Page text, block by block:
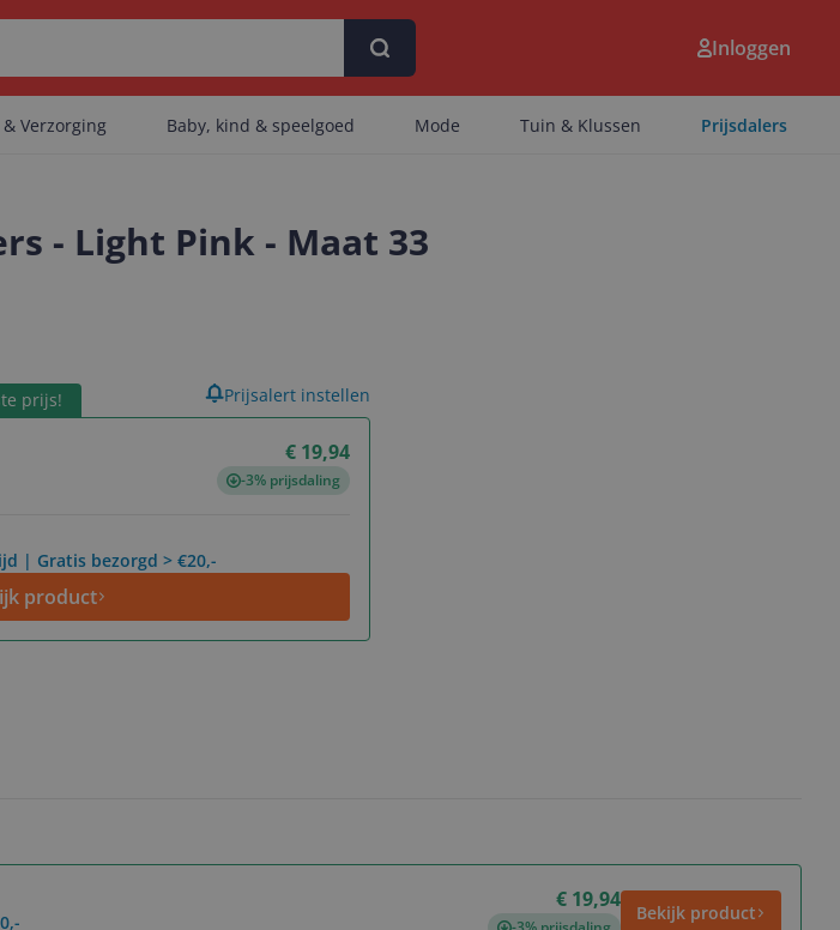
gevonden.
gevonden.
Inloggen
Verzorging Baby, kind & speelgoed Mode Tuin & Klussen Prijsdalers
- Light Pink - Maat 33
prijs!
€ 19,94
-3% prijsdaling
| Gratis bezorgd > €20,-
product
Prijsalert instellen
€ 19,94
Bekijk product